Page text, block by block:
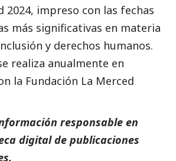
2024, impreso con las fechas
más significativas en materia
y derechos humanos.
realiza anualmente en
la Fundación La Merced
responsable en
digital de publicaciones
.